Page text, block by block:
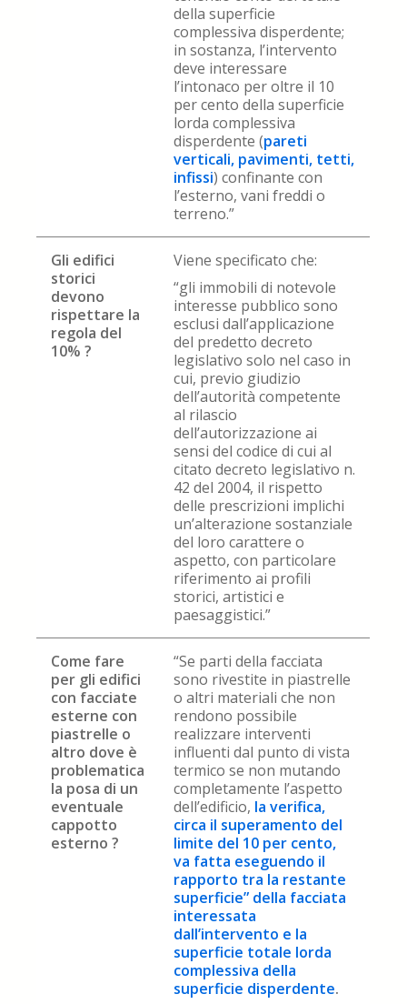
della superficie
complessiva disperdente;
in sostanza, l’intervento
deve interessare
l’intonaco per oltre il 10
per cento della superficie
lorda complessiva
disperdente (pareti
verticali, pavimenti, tetti,
infissi) confinante con
l’esterno, vani freddi o
terreno.”
Gli edifici
storici
devono
rispettare la
regola del
10% ?
Viene specificato che:
“gli immobili di notevole
interesse pubblico sono
esclusi dall’applicazione
del predetto decreto
legislativo solo nel caso in
cui, previo giudizio
dell’autorità competente
al rilascio
dell’autorizzazione ai
sensi del codice di cui al
citato decreto legislativo n.
42 del 2004, il rispetto
delle prescrizioni implichi
un’alterazione sostanziale
del loro carattere o
aspetto, con particolare
riferimento ai profili
storici, artistici e
paesaggistici.”
Come fare
per gli edifici
con facciate
esterne con
piastrelle o
altro dove è
problematica
la posa di un
eventuale
cappotto
esterno ?
“Se parti della facciata
sono rivestite in piastrelle
o altri materiali che non
rendono possibile
realizzare interventi
influenti dal punto di vista
termico se non mutando
completamente l’aspetto
dell’edificio, la verifica,
circa il superamento del
limite del 10 per cento,
va fatta eseguendo il
rapporto tra la restante
superficie” della facciata
interessata
dall’intervento e la
superficie totale lorda
complessiva della
superficie disperdente.